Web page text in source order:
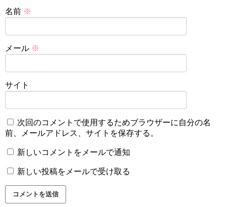
名前 ※
メール ※
サイト
次回のコメントで使用するためブラウザーに自分の名
前、メールアドレス、サイトを保存する。
新しいコメントをメールで通知
新しい投稿をメールで受け取る